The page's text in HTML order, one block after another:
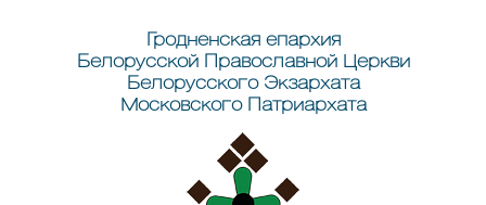
Гродненская епархия
Белорусской Православной Церкви
Белорусского Экзархата
Московского Патриархата